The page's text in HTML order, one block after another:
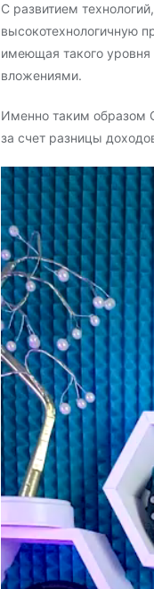
С развитием
высокотехнологичную
имеющая такого уровня
вложениями.
Именно таким образом
за счет разницы